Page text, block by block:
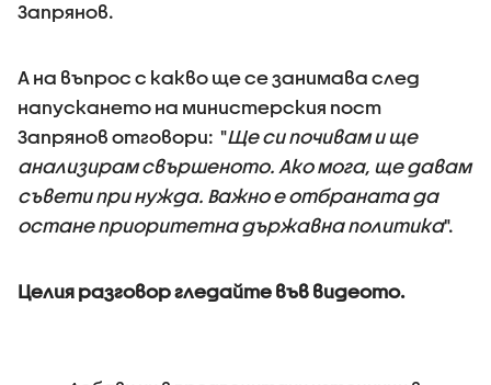
Запрянов.
А на въпрос с какво ще се занимава след
напускането на министерския пост
Запрянов отговори: "Ще си почивам и ще
анализирам свършеното. Ако мога, ще давам
съвети при нужда. Важно е отбраната да
остане приоритетна държавна политика".
Целия разговор гледайте във видеото.